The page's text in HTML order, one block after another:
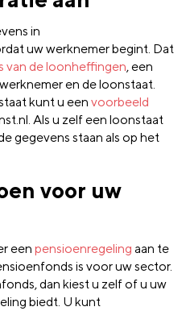
in
uw werknemer begint. Dat
van de loonheffingen, een
en de loonstaat.
kunt u een voorbeeld
Als u zelf een loonstaat
gegevens staan als op het
voor uw
een pensioenregeling aan te
is voor uw sector.
dan kiest u zelf of u uw
biedt. U kunt